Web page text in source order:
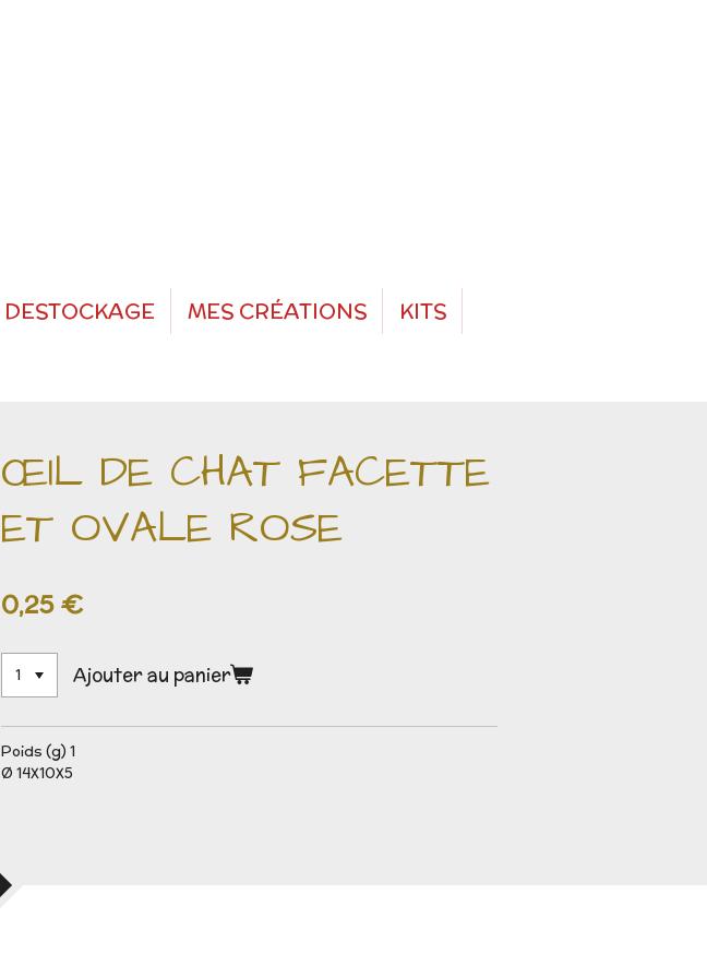
DESTOCKAGE MES CRÉATIONS KITS
ŒIL DE CHAT FACETTE
ET OVALE ROSE
0,25 €
Ajouter au panier
Poids (g) 1
Ø 14X10X5